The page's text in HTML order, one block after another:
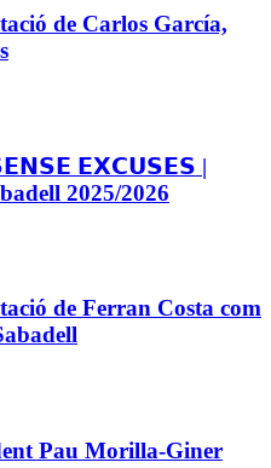
de Carlos García,
𝗘𝗫𝗖𝗨𝗦𝗘𝗦 |
2025/2026
de Ferran Costa com
Pau Morilla-Giner